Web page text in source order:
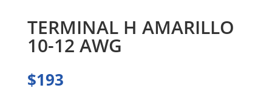
TERMINAL H AMARILLO
10-12 AWG
$193